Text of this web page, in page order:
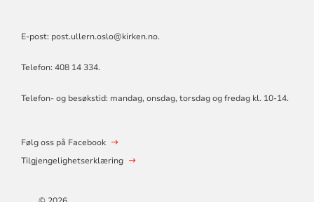
E-post: post.ullern.oslo@kirken.no.
Telefon: 408 14 334.
Telefon- og besøkstid: mandag, onsdag, torsdag og fredag kl. 10-14.
Følg oss på Facebook
Tilgjengelighetserklæring